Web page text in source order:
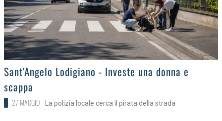
>
Sant'Angelo Lodigiano - Investe una donna e
scappa
27 MAGGIO La polizia locale cerca il pirata della strada